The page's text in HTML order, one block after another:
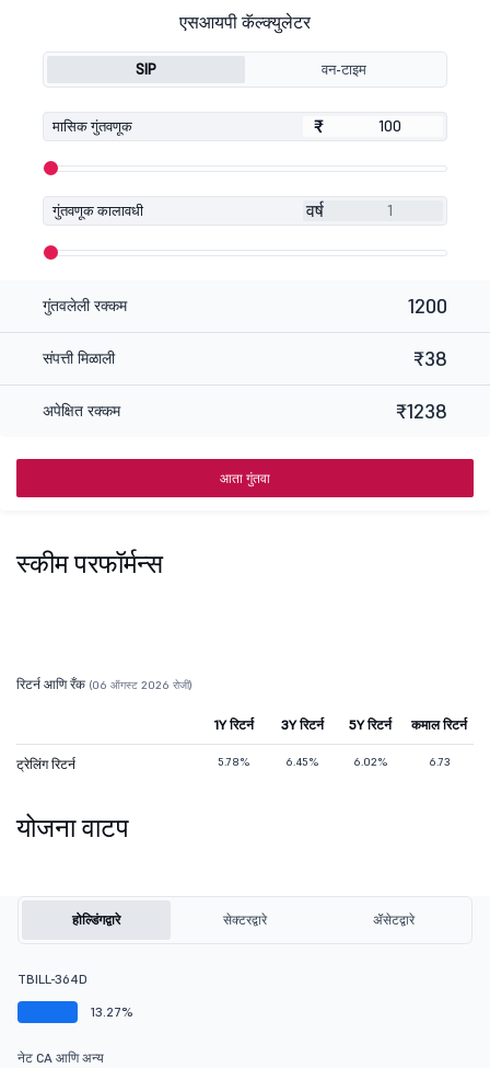
एसआयपी कॅल्क्युलेटर
SIP वन-टाइम
मासिक गुंतवणूक ₹
₹
गुंतवणूक कालावधी वर्ष
गुंतवलेली रक्कम 1200
संपत्ती मिळाली ₹38
अपेक्षित रक्कम ₹1238
आता गुंतवा
स्कीम परफॉर्मन्स
रिटर्न आणि रँक (06 ऑगस्ट 2026 रोजी)
1Y रिटर्न 3Y रिटर्न 5Y रिटर्न कमाल रिटर्न
ट्रेलिंग रिटर्न 5.78% 6.45% 6.02% 6.73
योजना वाटप
होल्डिंगद्वारे सेक्टरद्वारे ॲसेटद्वारे
TBILL-364D
13.27%
नेट CA आणि अन्य